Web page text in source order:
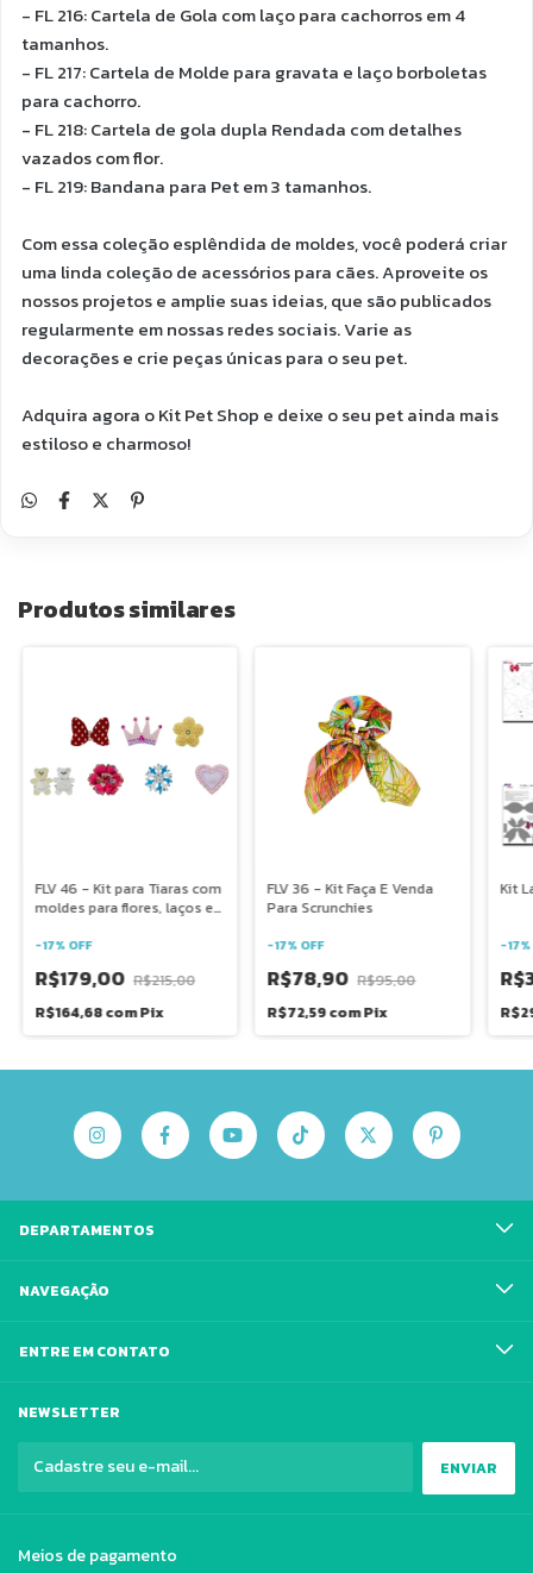
- FL 216: Cartela de Gola com laço para cachorros em 4
tamanhos.
- FL 217: Cartela de Molde para gravata e laço borboletas
para cachorro.
- FL 218: Cartela de gola dupla Rendada com detalhes
vazados com flor.
- FL 219: Bandana para Pet em 3 tamanhos.
Com essa coleção esplêndida de moldes, você poderá criar
uma linda coleção de acessórios para cães. Aproveite os
nossos projetos e amplie suas ideias, que são publicados
regularmente em nossas redes sociais. Varie as
decorações e crie peças únicas para o seu pet.
Adquira agora o Kit Pet Shop e deixe o seu pet ainda mais
estiloso e charmoso!
Produtos similares
FLV 46 - Kit para Tiaras com
moldes para flores, laços e
-17% OFF
R$179,00 R$215,00
R$164,68comPix
FLV 36 - Kit Faça E Venda
Para Scrunchies
-17% OFF
R$78,90 R$95,00
R$72,59comPix
Kit
-17%
DEPARTAMENTOS
NAVEGAÇÃO
ENTRE EM CONTATO
NEWSLETTER
Meios de pagamento